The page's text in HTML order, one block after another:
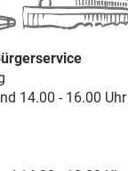
14.00 - 16.00 Uhr